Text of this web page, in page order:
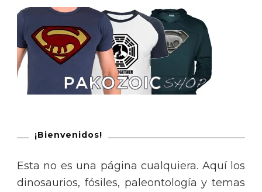
¡Bienvenidos!
Esta no es una página cualquiera. Aquí los
dinosaurios, fósiles, paleontología y temas